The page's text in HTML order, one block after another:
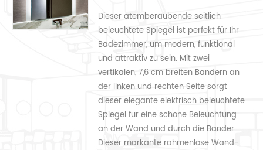
Dieser atemberaubende seitlich
beleuchtete Spiegel ist perfekt für Ihr
Badezimmer, um modern, funktional
und attraktiv zu sein. Mit zwei
vertikalen, 7,6 cm breiten Bändern an
der linken und rechten Seite sorgt
dieser elegante elektrisch beleuchtete
Spiegel für eine schöne Beleuchtung
an der Wand und durch die Bänder.
Dieser markante rahmenlose Wand-